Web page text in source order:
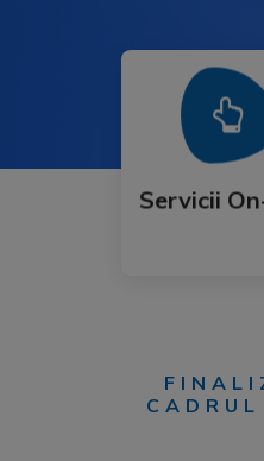
Servicii
Servicii
Mai Mult